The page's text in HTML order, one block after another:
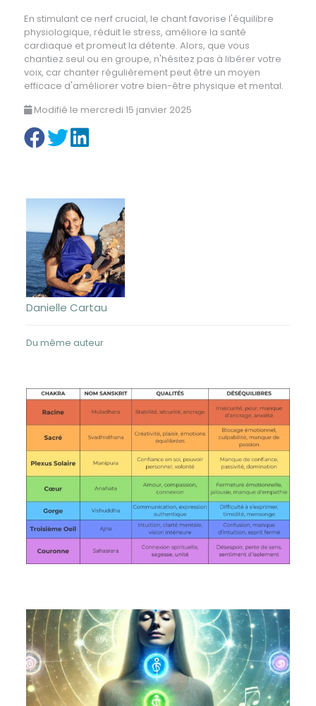
En stimulant ce nerf crucial, le chant favorise l'équilibre
physiologique, réduit le stress, améliore la santé
cardiaque et promeut la détente. Alors, que vous
chantiez seul ou en groupe, n'hésitez pas à libérer votre
voix, car chanter régulièrement peut être un moyen
efficace d'améliorer votre bien-être physique et mental.
Modifié le mercredi 15 janvier 2025
Danielle Cartau
Du même auteur